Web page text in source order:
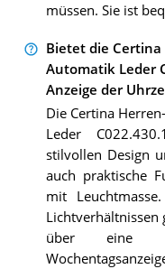
müssen. Sie ist
Bietet die
Automatik Leder
Anzeige der
Die Certina
Leder
stilvollen Design
auch praktische
mit
Lichtverhältnissen
über eine